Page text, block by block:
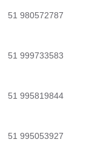
51 980572787
51 999733583
51 995819844
51 995053927